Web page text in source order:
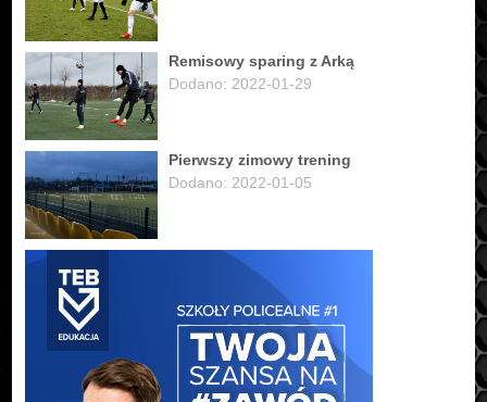
Remisowy sparing z Arką
Dodano: 2022-01-29
Pierwszy zimowy trening
Dodano: 2022-01-05